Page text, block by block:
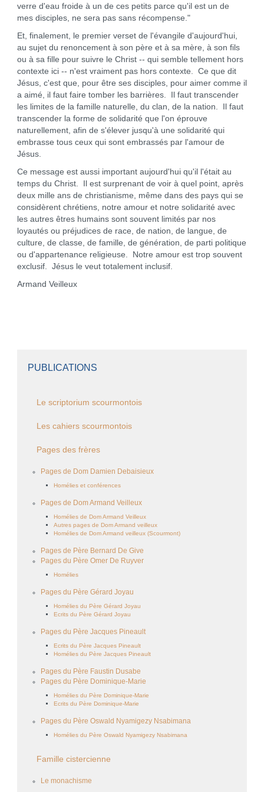
verre d'eau froide à un de ces petits parce qu'il est un de
mes disciples, ne sera pas sans récompense."
Et, finalement, le premier verset de l'évangile d'aujourd'hui,
au sujet du renoncement à son père et à sa mère, à son fils
ou à sa fille pour suivre le Christ -- qui semble tellement hors
contexte ici -- n'est vraiment pas hors contexte. Ce que dit
Jésus, c'est que, pour être ses disciples, pour aimer comme il
a aimé, il faut faire tomber les barrières. Il faut transcender
les limites de la famille naturelle, du clan, de la nation. Il faut
transcender la forme de solidarité que l'on éprouve
naturellement, afin de s'élever jusqu'à une solidarité qui
embrasse tous ceux qui sont embrassés par l'amour de
Jésus.
Ce message est aussi important aujourd'hui qu'il l'était au
temps du Christ. Il est surprenant de voir à quel point, après
deux mille ans de christianisme, même dans des pays qui se
considèrent chrétiens, notre amour et notre solidarité avec
les autres êtres humains sont souvent limités par nos
loyautés ou préjudices de race, de nation, de langue, de
culture, de classe, de famille, de génération, de parti politique
ou d'appartenance religieuse. Notre amour est trop souvent
exclusif. Jésus le veut totalement inclusif.
Armand Veilleux
PUBLICATIONS
Le scriptorium scourmontois
Les cahiers scourmontois
Pages des frères
Pages de Dom Damien Debaisieux
Homélies et conférences
Pages de Dom Armand Veilleux
Homélies de Dom Armand Veilleux
Autres pages de Dom Armand veilleux
Homélies de Dom Armand veilleux (Scourmont)
Pages de Père Bernard De Give
Pages du Père Omer De Ruyver
Homélies
Pages du Père Gérard Joyau
Homélies du Père Gérard Joyau
Ecrits du Père Gérard Joyau
Pages du Père Jacques Pineault
Ecrits du Père Jacques Pineault
Homélies du Père Jacques Pineault
Pages du Père Faustin Dusabe
Pages du Père Dominique-Marie
Homélies du Père Dominique-Marie
Ecrits du Père Dominique-Marie
Pages du Père Oswald Nyamigezy Nsabimana
Homélies du Père Oswald Nyamigezy Nsabimana
Famille cistercienne
Le monachisme